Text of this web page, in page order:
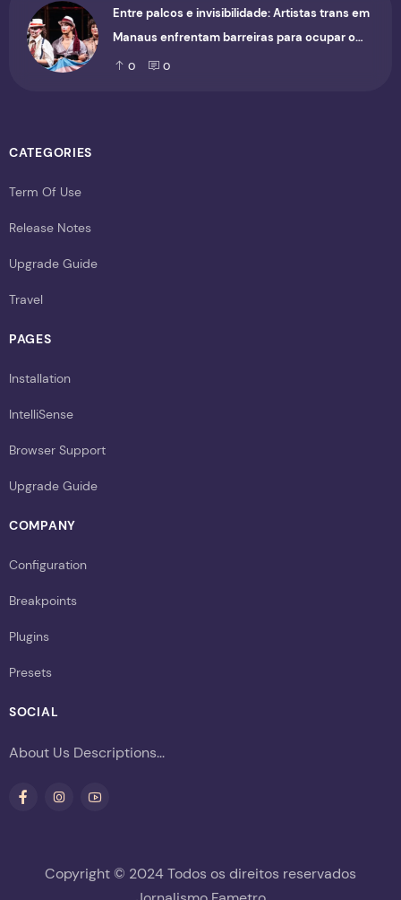
Entre palcos e invisibilidade: Artistas trans em
Manaus enfrentam barreiras para ocupar o
cenário cultural
0 0
CATEGORIES
Term Of Use
Release Notes
Upgrade Guide
Travel
PAGES
Installation
IntelliSense
Browser Support
Upgrade Guide
COMPANY
Configuration
Breakpoints
Plugins
Presets
SOCIAL
About Us Descriptions...
Copyright © 2024 Todos os direitos reservados